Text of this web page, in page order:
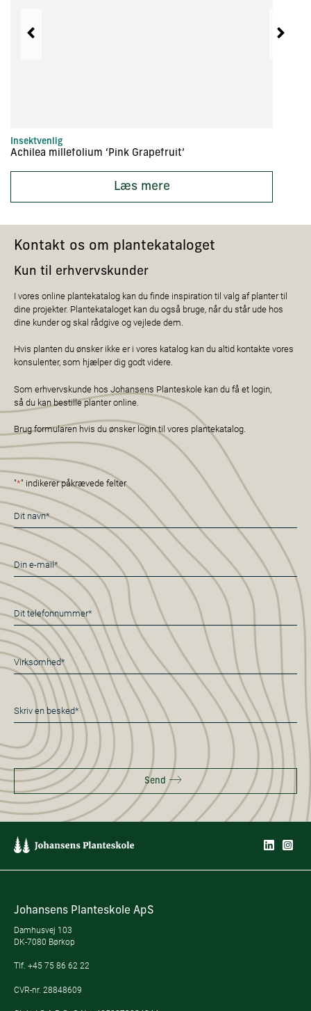
Insektvenlig
Achilea millefolium ‘Pink Grapefruit’
Læs mere
Kontakt os om plantekataloget
Kun til erhvervskunder
I vores online plantekatalog kan du finde inspiration til valg af planter til
dine projekter. Plantekataloget kan du også bruge, når du står ude hos
dine kunder og skal rådgive og vejlede dem.
Hvis planten du ønsker ikke er i vores katalog kan du altid kontakte vores
konsulenter, som hjælper dig godt videre.
Som erhvervskunde hos Johansens Planteskole kan du få et login,
så du kan bestille planter online.
Brug formularen hvis du ønsker login til vores plantekatalog.
"*" indikerer påkrævede felter
Navn
*
E-
mail
*
Telefon
*
Virksomhed*
*
Besked
*
Send
Johansens Planteskole ApS
Damhusvej 103
DK-7080 Børkop
Tlf. +45 75 86 62 22
CVR-nr. 28848609